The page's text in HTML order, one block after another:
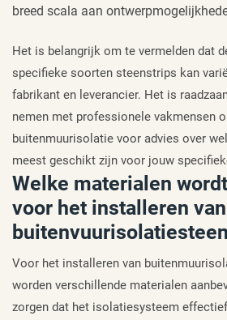
breed scala aan
Het is belangrijk om te vermelden dat
specifieke soorten steenstrips kan
fabrikant en leverancier. Het is
nemen met professionele vakmensen
buitenmuurisolatie voor advies over
meest geschikt zijn voor jouw
Welke materialen
voor het installeren van
Voor het installeren van
worden verschillende materialen
zorgen dat het isolatiesysteem